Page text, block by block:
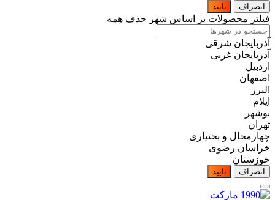
انصراف تایید
فیلتر محصولات بر اساس شهر حذف همه
آذربایجان شرقی
آذربایجان غربی
اردبیل
اصفهان
البرز
ایلام
بوشهر
تهران
چهارمحال و بختیاری
خراسان رضوی
خوزستان
انصراف تایید